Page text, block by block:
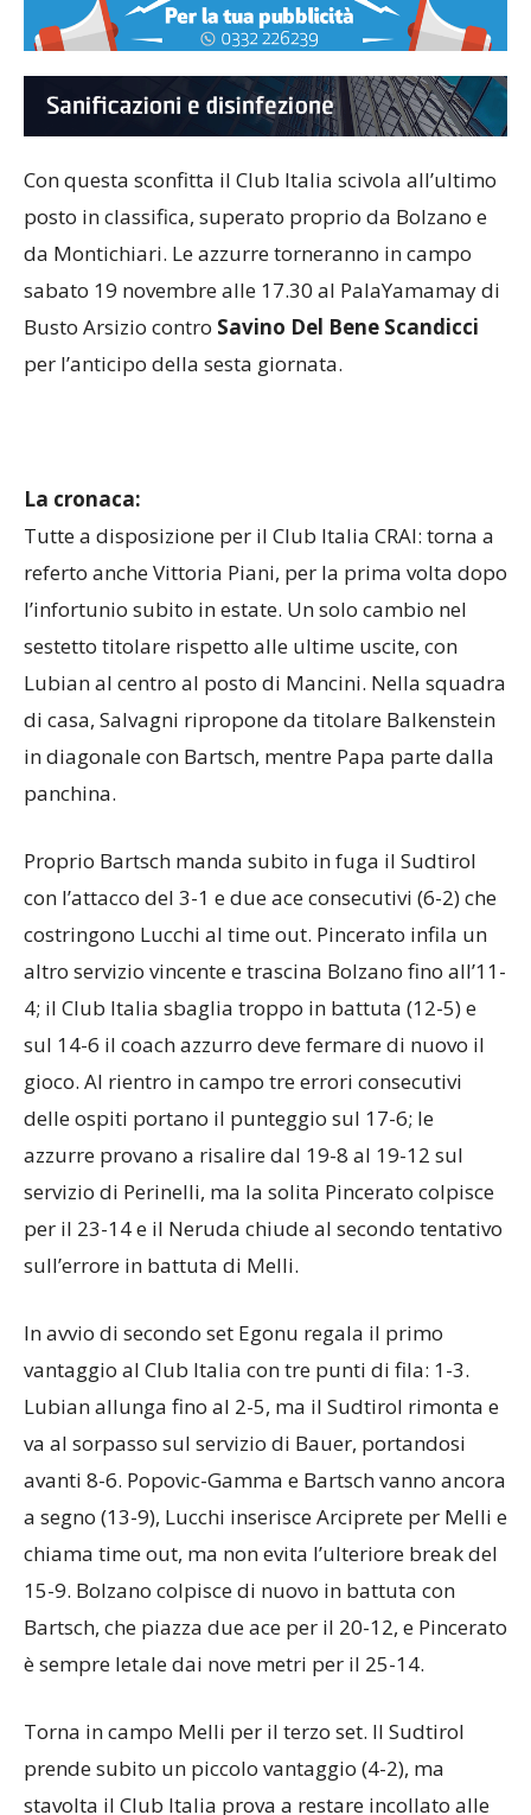
Con questa sconfitta il Club Italia scivola all’ultimo
posto in classifica, superato proprio da Bolzano e
da Montichiari. Le azzurre torneranno in campo
sabato 19 novembre alle 17.30 al PalaYamamay di
La cronaca:
Tutte a disposizione per il Club Italia CRAI: torna a
referto anche Vittoria Piani, per la prima volta dopo
l’infortunio subito in estate. Un solo cambio nel
sestetto titolare rispetto alle ultime uscite, con
Lubian al centro al posto di Mancini. Nella squadra
di casa, Salvagni ripropone da titolare Balkenstein
panchina.
Proprio Bartsch manda subito in fuga il Sudtirol
con l’attacco del 3-1 e due ace consecutivi (6-2) che
costringono Lucchi al time out. Pincerato infila un
altro servizio vincente e trascina Bolzano fino all’11-
4; il Club Italia sbaglia troppo in battuta (12-5) e
sul 14-6 il coach azzurro deve fermare di nuovo il
gioco. Al rientro in campo tre errori consecutivi
delle ospiti portano il punteggio sul 17-6; le
azzurre provano a risalire dal 19-8 al 19-12 sul
servizio di Perinelli, ma la solita Pincerato colpisce
sull’errore in battuta di Melli.
In avvio di secondo set Egonu regala il primo
vantaggio al Club Italia con tre punti di fila: 1-3.
Lubian allunga fino al 2-5, ma il Sudtirol rimonta e
va al sorpasso sul servizio di Bauer, portandosi
avanti 8-6. Popovic-Gamma e Bartsch vanno ancora
a segno (13-9), Lucchi inserisce Arciprete per Melli e
chiama time out, ma non evita l’ulteriore break del
15-9. Bolzano colpisce di nuovo in battuta con
è sempre letale dai nove metri per il 25-14.
Torna in campo Melli per il terzo set. Il Sudtirol